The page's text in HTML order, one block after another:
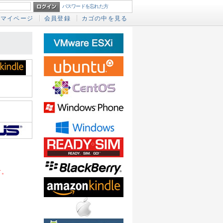
パスワードを忘れた方
マイページ 会員登録 カゴの中を見る